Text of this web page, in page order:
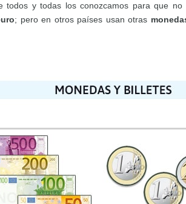
todos y todas los conozcamos para que
; pero en otros países usan otras